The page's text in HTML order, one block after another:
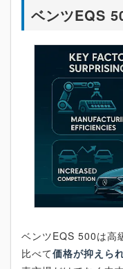
ベンツEQS
ベンツEQS 500は高
比べて価格が抑えら